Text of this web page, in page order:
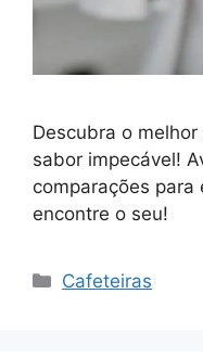
Descubra o
sabor impecável!
comparações para
encontre o seu!
Categorias
Cafeteiras